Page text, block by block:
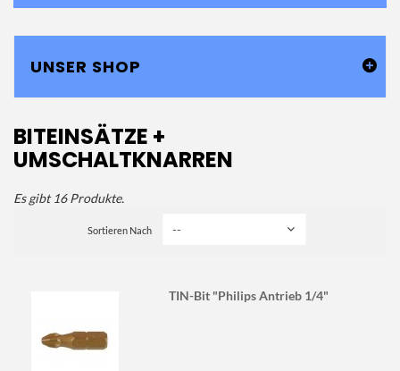
UNSER SHOP
BITEINSÄTZE +
UMSCHALTKNARREN
Es gibt 16 Produkte.
Sortieren Nach
TIN-Bit "Philips Antrieb 1/4"